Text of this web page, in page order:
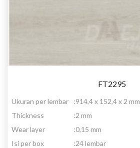
FT2295
Ukuran per lembar :914,4 x 152,4 x 2 mm
Thickness
:2 mm
Wear layer
:0,15 mm
Isi per box
:24 lembar